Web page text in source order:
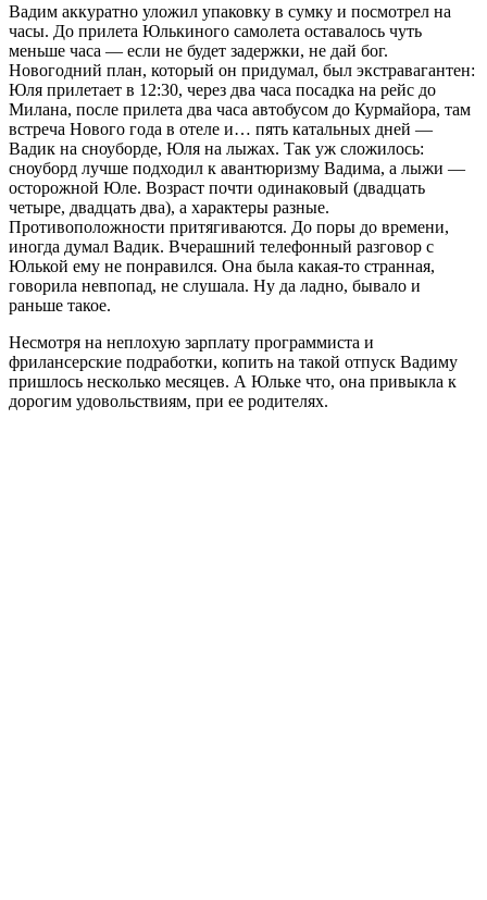
Вадим аккуратно уложил упаковку в сумку и посмотрел на
часы. До прилета Юлькиного самолета оставалось чуть
меньше часа — если не будет задержки, не дай бог.
Новогодний план, который он придумал, был экстравагантен:
Юля прилетает в 12:30, через два часа посадка на рейс до
Милана, после прилета два часа автобусом до Курмайора, там
встреча Нового года в отеле и… пять катальных дней —
Вадик на сноуборде, Юля на лыжах. Так уж сложилось:
сноуборд лучше подходил к авантюризму Вадима, а лыжи —
осторожной Юле. Возраст почти одинаковый (двадцать
четыре, двадцать два), а характеры разные.
Противоположности притягиваются. До поры до времени,
иногда думал Вадик. Вчерашний телефонный разговор с
Юлькой ему не понравился. Она была какая-то странная,
говорила невпопад, не слушала. Ну да ладно, бывало и
раньше такое.
Несмотря на неплохую зарплату программиста и
фрилансерские подработки, копить на такой отпуск Вадиму
пришлось несколько месяцев. А Юльке что, она привыкла к
дорогим удовольствиям, при ее родителях.